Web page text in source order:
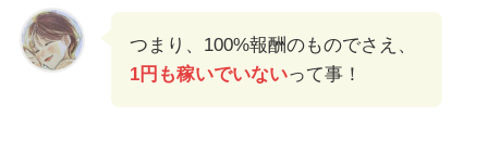
つまり、100%報酬のものでさえ、
1円も稼いでいないって事！